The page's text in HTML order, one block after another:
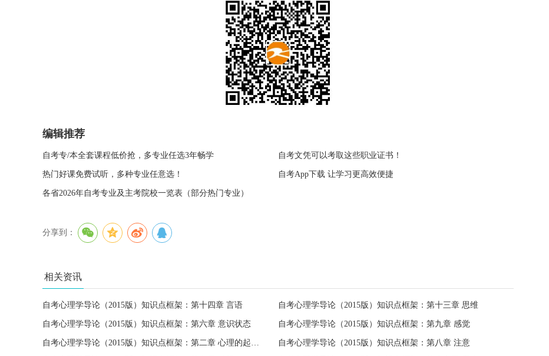
编辑推荐
自考专/本全套课程低价抢，多专业任选3年畅学 自考文凭可以考取这些职业证书！
热门好课免费试听，多种专业任意选！ 自考App下载 让学习更高效便捷
各省2026年自考专业及主考院校一览表（部分热门专业）
分享到：
相关资讯
自考心理学导论（2015版）知识点框架：第十四章 言语 自考心理学导论（2015版）知识点框架：第十三章 思维
自考心理学导论（2015版）知识点框架：第六章 意识状态 自考心理学导论（2015版）知识点框架：第九章 感觉
自考心理学导论（2015版）知识点框架：第八章 注意